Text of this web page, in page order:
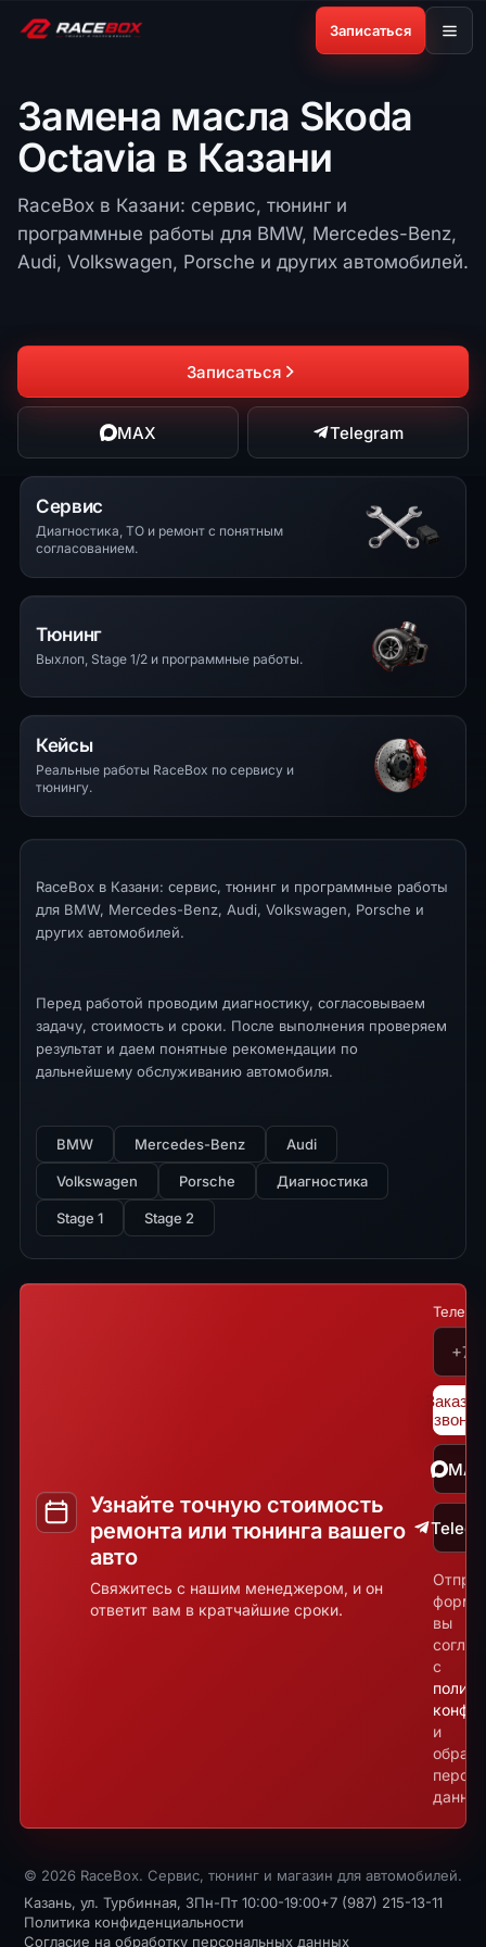
Записаться
Замена масла Skoda
Octavia в Казани
RaceBox в Казани: сервис, тюнинг и
программные работы для BMW, Mercedes-Benz,
Audi, Volkswagen, Porsche и других автомобилей.
Записаться
MAX Telegram
Сервис
Диагностика, ТО и ремонт с понятным
согласованием.
Тюнинг
Выхлоп, Stage 1/2 и программные работы.
Кейсы
Реальные работы RaceBox по сервису и
тюнингу.
RaceBox в Казани: сервис, тюнинг и программные работы
для BMW, Mercedes-Benz, Audi, Volkswagen, Porsche и
других автомобилей.
Перед работой проводим диагностику, согласовываем
задачу, стоимость и сроки. После выполнения проверяем
результат и даем понятные рекомендации по
дальнейшему обслуживанию автомобиля.
BMW Mercedes-Benz Audi
Volkswagen Porsche Диагностика
Stage 1 Stage 2
Узнайте точную стоимость
ремонта или тюнинга вашего
авто
Свяжитесь с нашим менеджером, и он
ответит вам в кратчайшие сроки.
звонок
форму,
вы
с
и
© 2026 RaceBox. Сервис, тюнинг и магазин для автомобилей.
Казань, ул. Турбинная, 3Пн-Пт 10:00-19:00+7 (987) 215-13-11
Политика конфиденциальности
Согласие на обработку персональных данных